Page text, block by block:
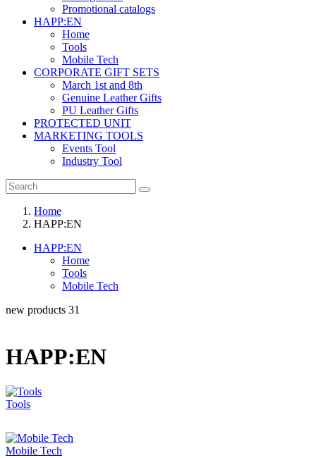
Promotional catalogs
HAPP:EN
Home
Tools
Mobile Tech
CORPORATE GIFT SETS
March 1st and 8th
Genuine Leather Gifts
PU Leather Gifts
PROTECTED UNIT
MARKETING TOOLS
Events Tool
Industry Tool
Home
HAPP:EN
HAPP:EN
Home
Tools
Mobile Tech
new products 31
HAPP:EN
Tools
Mobile Tech